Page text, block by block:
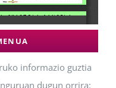
informazio guztia
dugun orrira: